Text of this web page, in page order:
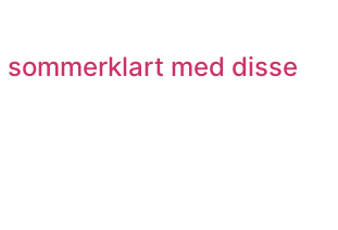
sommerklart med disse